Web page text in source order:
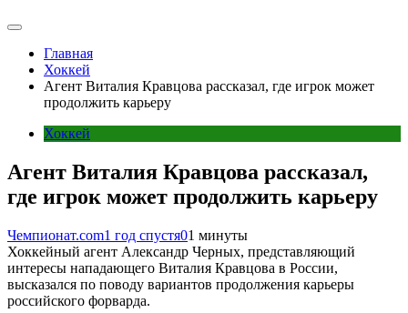
Главная
Хоккей
Агент Виталия Кравцова рассказал, где игрок может
продолжить карьеру
Хоккей
Агент Виталия Кравцова рассказал,
где игрок может продолжить карьеру
Чемпионат.com1 год спустя01 минуты
Хоккейный агент Александр Черных, представляющий
интересы нападающего Виталия Кравцова в России,
высказался по поводу вариантов продолжения карьеры
российского форварда.